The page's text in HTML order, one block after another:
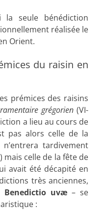
la seule bénédiction
réalisée le
Orient.
du raisin en
prémices des raisins
grégorien (VI-
a lieu au cours de
pas alors celle de la
tardivement
mais celle de la fête de
avait été décapité en
très anciennes,
Benedictio uvæ – se
: